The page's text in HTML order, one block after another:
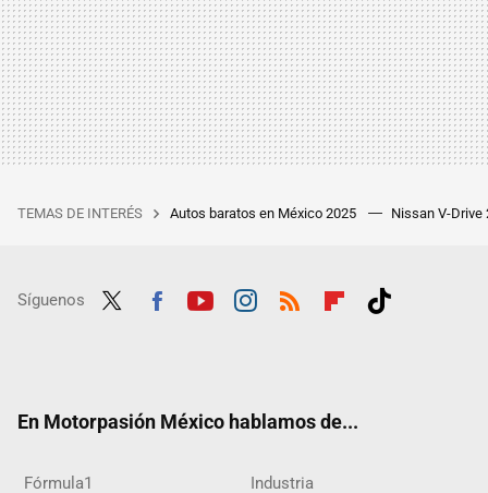
TEMAS DE INTERÉS Autos baratos en México 2025 Nissan V-Drive
Síguenos
En Motorpasión México hablamos de...
Fórmula1 Industria